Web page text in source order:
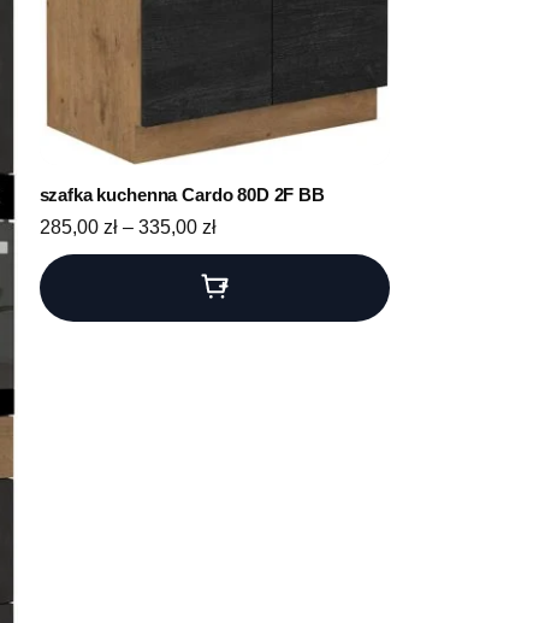
szafka kuchenna Cardo 80D 2F BB
285,00 zł – 335,00 złZakres cen: od 285,00 zł do 335,00 zł